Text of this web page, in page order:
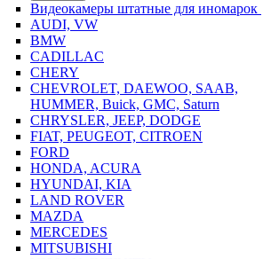
Видеокамеры штатные для иномарок
AUDI, VW
BMW
CADILLAC
CHERY
CHEVROLET, DAEWOO, SAAB,
HUMMER, Buick, GMC, Saturn
CHRYSLER, JEEP, DODGE
FIAT, PEUGEOT, CITROEN
FORD
HONDA, ACURA
HYUNDAI, KIA
LAND ROVER
MAZDA
MERCEDES
MITSUBISHI